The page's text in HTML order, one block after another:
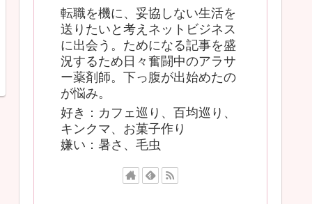
転職を機に、妥協しない生活を
送りたいと考えネットビジネス
に出会う。ためになる記事を盛
況するため日々奮闘中のアラサ
ー薬剤師。下っ腹が出始めたの
が悩み。
好き：カフェ巡り、百均巡り、
キンクマ、お菓子作り
嫌い：暑さ、毛虫